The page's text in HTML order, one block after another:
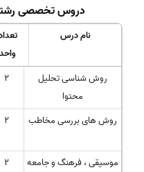
دروس تخصصی رشته
نام درس
واحد
روش شناسی تحلیل
محتوا
2
روش های بررسی مخاطب 2
موسیقی ، فرهنگ و جامعه 2